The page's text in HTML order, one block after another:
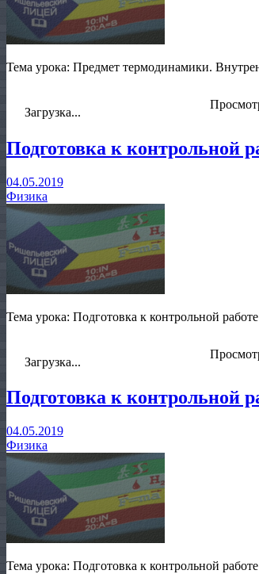
Тема урока: Предмет термодинамики.
Загрузка...
Подготовка к контрольной
04.05.2019
Физика
Тема урока: Подготовка к контрольной
Загрузка...
Подготовка к контрольной
04.05.2019
Физика
Тема урока: Подготовка к контрольной